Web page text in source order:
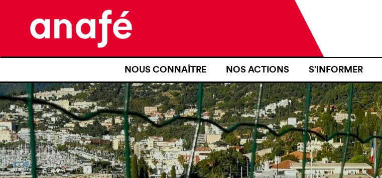
NOUS CONNAÎTRE
QUI SOMMES-NOUS ?
NOTRE HISTOIRE
NOS REVENDICATIONS
TRANSPARENCE
NOS PARTENAIRES
NOS ACTIONS
NOTRE MISSION
NOS PROJETS
NOS MOYENS D’ACTION
S’INFORMER
ACTUALITÉS
PUBLICATIONS
RESSOURCES
CARTOGRAPHIE